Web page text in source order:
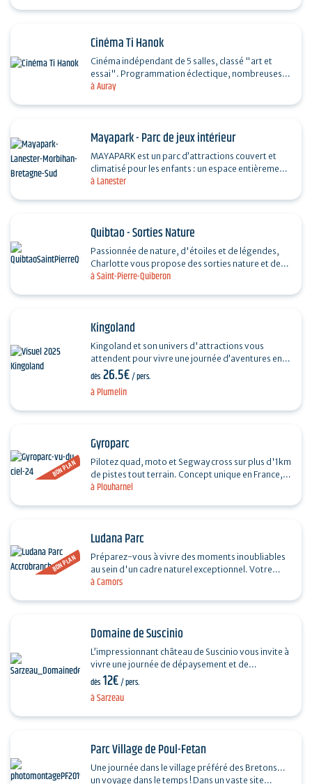
à Auray
Cinéma Ti Hanok
Cinéma indépendant de 5 salles, classé "art et
essai". Programmation éclectique, nombreuses
animations et possibilité de réservation de nos
à Lanester
Mayapark - Parc de jeux intérieur
MAYAPARK est un parc d’attractions couvert et
climatisé pour les enfants : un espace entièrement
sécurisé pour les grands jusqu’à 12 ans et un…
à Saint-Pierre-Quiberon
Quibtao - Sorties Nature
Passionnée de nature, d'étoiles et de légendes,
Charlotte vous propose des sorties nature et des
balades contées : découverte des algues et de la…
à Plumelin
Kingoland
Kingoland et son univers d'attractions vous
attendent pour vivre une journée d’aventures en
famille ! Quel que soit votre âge, vous trouverez
dès 26.5€/ pers.
BON PLAN
à Plouharnel
Gyroparc
Pilotez quad, moto et Segway cross sur plus d'1km
de pistes tout terrain. Concept unique en France,
Gyroparc propose uniquement des engins 100%…
BON PLAN
à Camors
Ludana Parc
Préparez-vous à vivre des moments inoubliables
au sein d'un cadre naturel exceptionnel. Votre
destination aventure, nichée dans une forêt
à Sarzeau
Domaine de Suscinio
L’impressionnant château de Suscinio vous invite à
vivre une journée de dépaysement et de
découvertes. Toute l’année, le Domaine de
Suscinio…
dès 12€/ pers.
Parc Village de Poul-Fetan
Une journée dans le village préféré des Bretons...
un voyage dans le temps ! Dans un vaste site